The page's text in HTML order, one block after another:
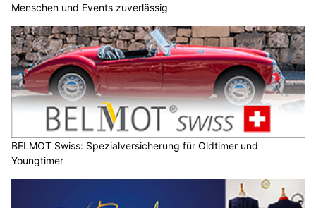
Menschen und Events zuverlässig
BELMOT Swiss: Spezialversicherung für Oldtimer und
Youngtimer